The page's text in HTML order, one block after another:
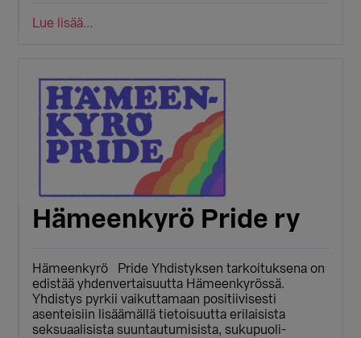
Lue lisää...
Hämeenkyrö Pride ry
Hämeenkyrö Pride Yhdistyksen tarkoituksena on
edistää yhdenvertaisuutta Hämeenkyrössä.
Yhdistys pyrkii vaikuttamaan positiivisesti
asenteisiin lisäämällä tietoisuutta erilaisista
seksuaalisista suuntautumisista, sukupuoli-